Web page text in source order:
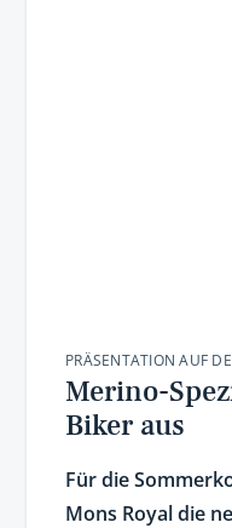
PRÄSENTATION AUF
Merino-
Biker aus
Für die
Mons Royal die